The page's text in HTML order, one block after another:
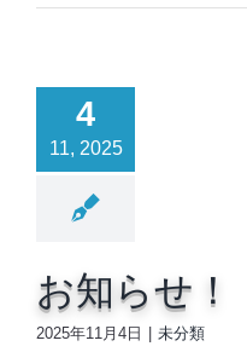
4
11, 2025
お知らせ！
2025年11月4日 | 未分類